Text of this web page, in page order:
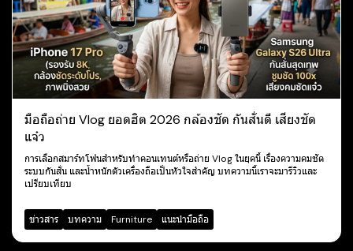
มือถือถ่าย Vlog ยอดฮิต 2026 กล้องชัด กันสั่นดี เสียงชัด
แจ๋ว
การเลือกสมาร์ทโฟนสำหรับทำคอนเทนต์หรือถ่าย Vlog ในยุคนี้ เรื่องความคมชัด
ระบบกันสั่น และน้ำหนักตัวเครื่องถือเป็นหัวใจสำคัญ บทความนี้เราจะมารีวิวและ
เปรียบเทียบ
ข่าวสาร บทความ Furniture แนะนำมือถือ